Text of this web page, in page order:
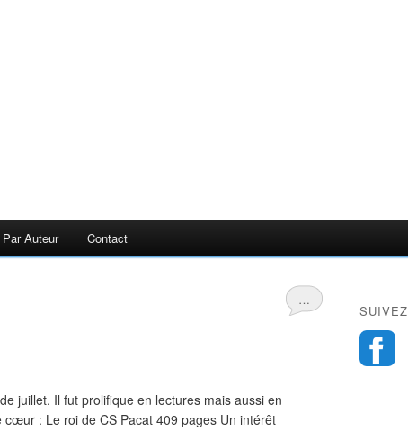
Auteur Contact
…
juillet. Il fut prolifique en lectures mais aussi en
: Le roi de CS Pacat 409 pages Un intérêt